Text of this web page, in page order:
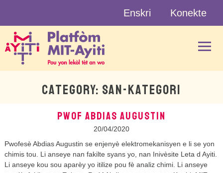
content
Enskri Konekte
CATEGORY: SAN-KATEGORI
PWOF ABDIAS AUGUSTIN
20/04/2020
Pwofesè Abdias Augustin se enjenyè elektromekanisyen e li se yon
chimis tou. Li anseye nan fakilte syans yo, nan Inivèsite Leta d Ayiti.
Li anseye kou sou aparèy yo itilize pou fè analiz chimi. Li anseye